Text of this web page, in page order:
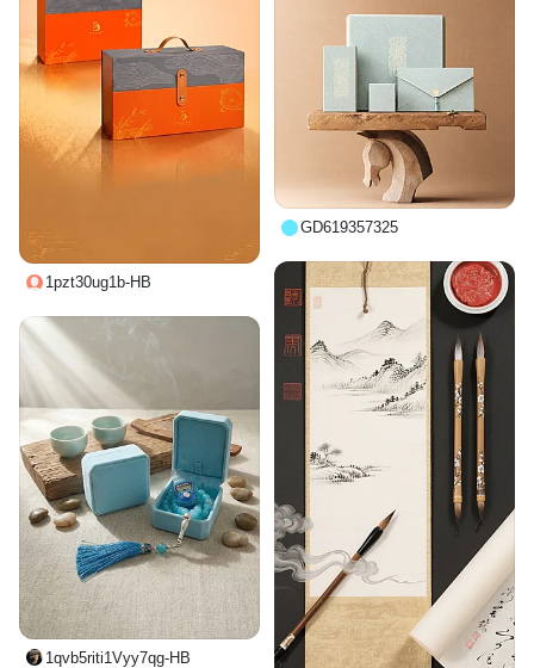
1pzt30ug1b-HB
GD619357325
1qvb5riti1Vyy7qg-HB